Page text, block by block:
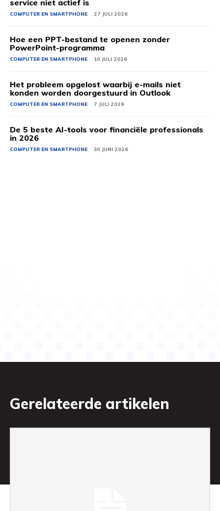
service niet actief is
COMPUTER EN SMARTPHONE 27 JULI 2026
Hoe een PPT-bestand te openen zonder
PowerPoint-programma
COMPUTER EN SMARTPHONE 10 JULI 2026
Het probleem opgelost waarbij e-mails niet
konden worden doorgestuurd in Outlook
COMPUTER EN SMARTPHONE 7 JULI 2026
De 5 beste AI-tools voor financiële professionals
in 2026
COMPUTER EN SMARTPHONE 30 JUNI 2026
Gerelateerde artikelen